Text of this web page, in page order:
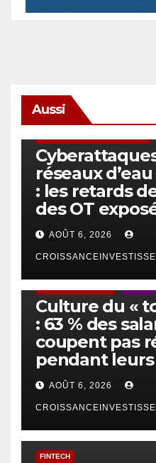
Aussi
réseaux
: les retards
des OT
AOÛT 6, 2026
Culture du «
: 63 % des
coupent pas
pendant
AOÛT 6, 2026
FINTECH